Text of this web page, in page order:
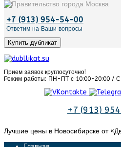
+7 (913) 954-54-00
Ответим на Ваши вопросы
Купить дубликат
Прием заявок круглосуточно!
Режим работы: ПН-ПТ с 10:00-20:00 /
+7 (913)
Лучшие цены в Новосибирске от